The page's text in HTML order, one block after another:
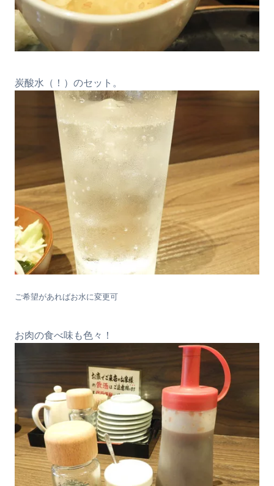
炭酸水（！）のセット。
ご希望があればお水に変更可
お肉の食べ味も色々！